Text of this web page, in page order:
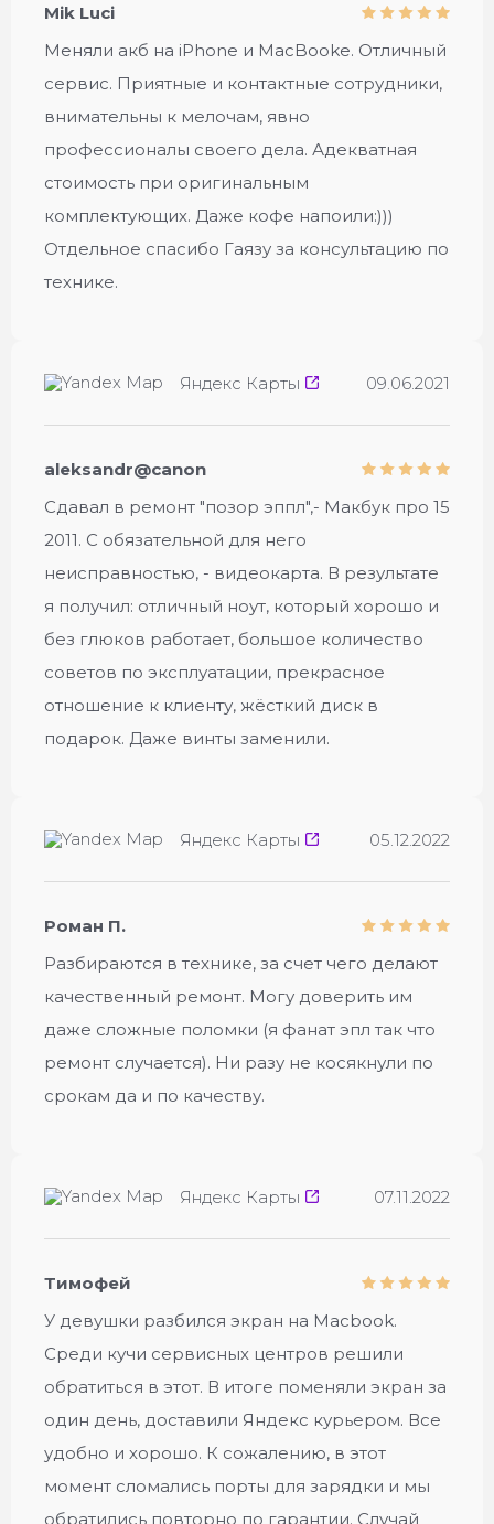
Mik Luci
Меняли акб на iPhone и MacBookе. Отличный
сервис. Приятные и контактные сотрудники,
внимательны к мелочам, явно
профессионалы своего дела. Адекватная
стоимость при оригинальным
комплектующих. Даже кофе напоили:)))
Отдельное спасибо Гаязу за консультацию по
технике.
Яндекс Карты 09.06.2021
aleksandr@canon
Сдавал в ремонт "позор эппл",- Макбук про 15
2011. С обязательной для него
неисправностью, - видеокарта. В результате
я получил: отличный ноут, который хорошо и
без глюков работает, большое количество
советов по эксплуатации, прекрасное
отношение к клиенту, жёсткий диск в
подарок. Даже винты заменили.
Яндекс Карты 05.12.2022
Роман П.
Разбираются в технике, за счет чего делают
качественный ремонт. Могу доверить им
даже сложные поломки (я фанат эпл так что
ремонт случается). Ни разу не косякнули по
срокам да и по качеству.
Яндекс Карты 07.11.2022
Тимофей
У девушки разбился экран на Macbook.
Среди кучи сервисных центров решили
обратиться в этот. В итоге поменяли экран за
один день, доставили Яндекс курьером. Все
удобно и хорошо. К сожалению, в этот
момент сломались порты для зарядки и мы
обратились повторно по гарантии. Случай